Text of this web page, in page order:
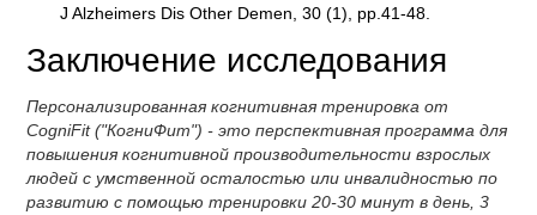
J Alzheimers Dis Other Demen, 30 (1), pp.41-48.
Заключение исследования
Персонализированная когнитивная тренировка от
CogniFit ("КогниФит") - это перспективная программа для
повышения когнитивной производительности взрослых
людей с умственной осталостью или инвалидностью по
развитию с помощью тренировки 20-30 минут в день, 3